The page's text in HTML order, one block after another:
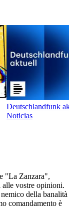
Deutschlandfunk
Noticias
"La Zanzara",
alle vostre opinioni.
della banalità
comandamento è